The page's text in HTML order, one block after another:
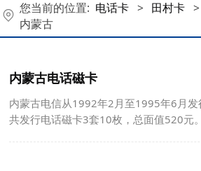
您当前的位置: 电话卡 > 田村卡 >
内蒙古
内蒙古电话磁卡
内蒙古电信从1992年2月至1995年6月
共发行电话磁卡3套10枚，总面值520元。